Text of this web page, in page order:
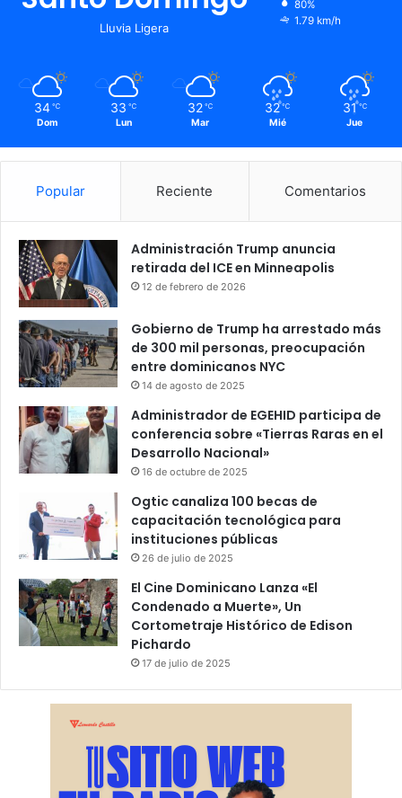
Lluvia Ligera
80%
1.79 km/h
34 ℃
Dom
33 ℃
Lun
32 ℃
Mar
32 ℃
Mié
31 ℃
Jue
Popular Reciente Comentarios
Administración Trump anuncia
retirada del ICE en Minneapolis
12 de febrero de 2026
Gobierno de Trump ha arrestado más
de 300 mil personas, preocupación
entre dominicanos NYC
14 de agosto de 2025
Administrador de EGEHID participa de
conferencia sobre «Tierras Raras en el
Desarrollo Nacional»
16 de octubre de 2025
Ogtic canaliza 100 becas de
capacitación tecnológica para
instituciones públicas
26 de julio de 2025
El Cine Dominicano Lanza «El
Condenado a Muerte», Un
Cortometraje Histórico de Edison
Pichardo
17 de julio de 2025